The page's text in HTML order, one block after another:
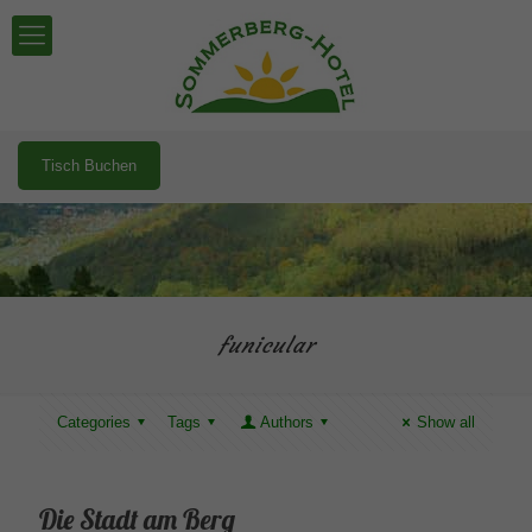
Tisch Buchen
funicular
Categories Tags Authors Show all
Die Stadt am Berg